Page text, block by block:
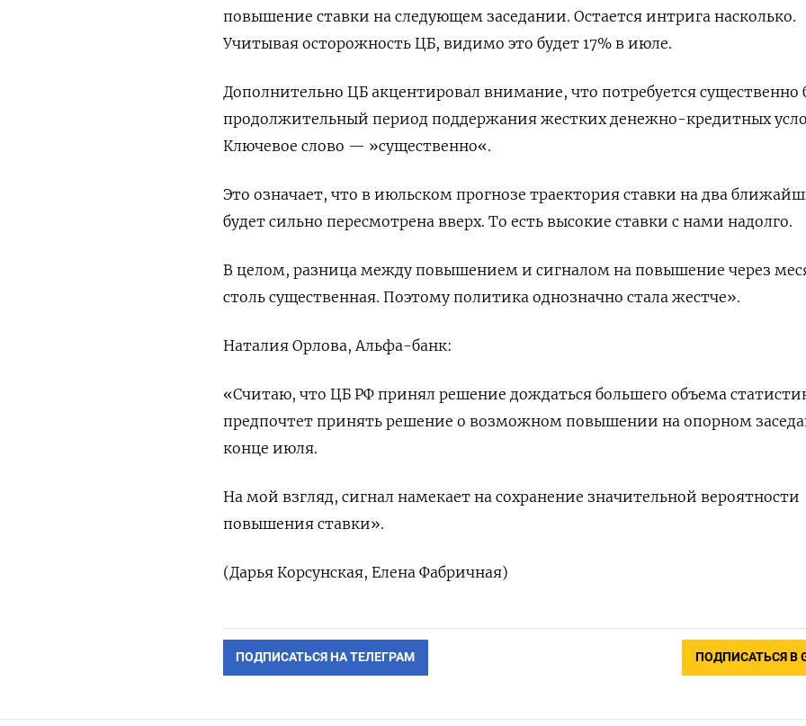
повышение ставки на следующем заседании. Остается интрига насколько.
Учитывая осторожность ЦБ, видимо это будет 17% в июле.
Дополнительно ЦБ акцентировал внимание, что потребуется существенно
продолжительный период поддержания жестких денежно-кредитных
Ключевое слово — »существенно«.
Это означает, что в июльском прогнозе траектория ставки на два
будет сильно пересмотрена вверх. То есть высокие ставки с нами надолго.
В целом, разница между повышением и сигналом на повышение через
столь существенная. Поэтому политика однозначно стала жестче».
Наталия Орлова, Альфа-банк:
«Считаю, что ЦБ РФ принял решение дождаться большего объема
предпочтет принять решение о возможном повышении на опорном
конце июля.
На мой взгляд, сигнал намекает на сохранение значительной вероятности
повышения ставки».
(Дарья Корсунская, Елена Фабричная)
ПОДПИСАТЬСЯ НА ТЕЛЕГРАМ ПОДПИСАТЬСЯ В